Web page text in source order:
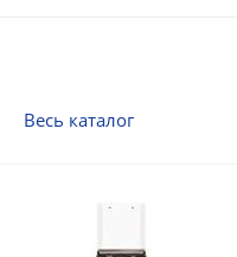
Весь каталог